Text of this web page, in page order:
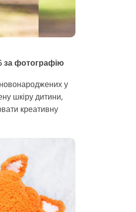
за фотографію
у
шкіру дитини,
креативну